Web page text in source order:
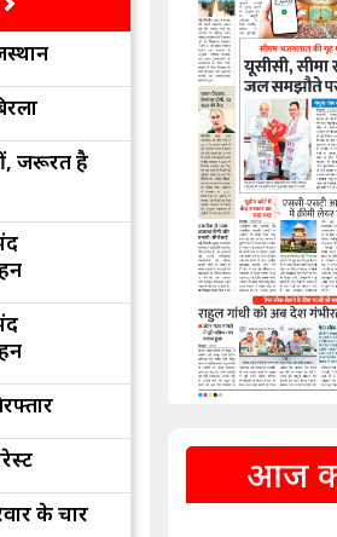
जरूरत है
के चार
आज